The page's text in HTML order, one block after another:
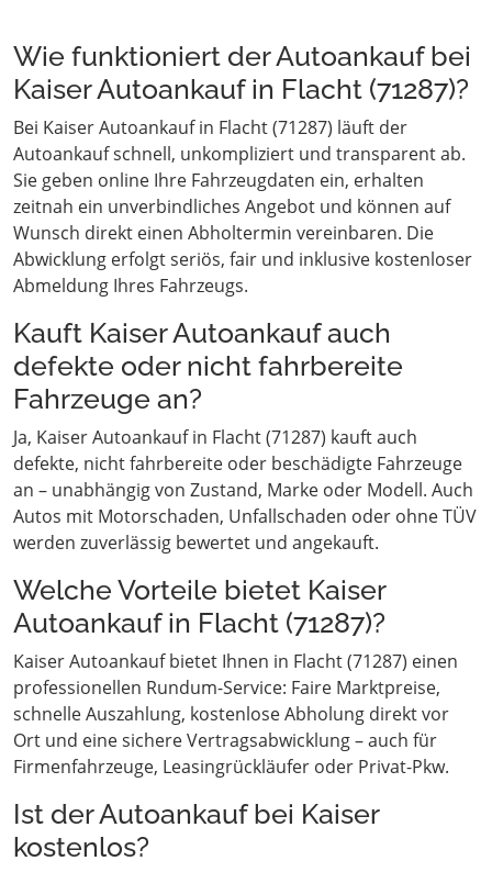
Wie funktioniert der Autoankauf bei
Kaiser Autoankauf in Flacht (71287)?
Bei Kaiser Autoankauf in Flacht (71287) läuft der
Autoankauf schnell, unkompliziert und transparent ab.
Sie geben online Ihre Fahrzeugdaten ein, erhalten
zeitnah ein unverbindliches Angebot und können auf
Wunsch direkt einen Abholtermin vereinbaren. Die
Abwicklung erfolgt seriös, fair und inklusive kostenloser
Abmeldung Ihres Fahrzeugs.
Kauft Kaiser Autoankauf auch
defekte oder nicht fahrbereite
Fahrzeuge an?
Ja, Kaiser Autoankauf in Flacht (71287) kauft auch
defekte, nicht fahrbereite oder beschädigte Fahrzeuge
an – unabhängig von Zustand, Marke oder Modell. Auch
Autos mit Motorschaden, Unfallschaden oder ohne TÜV
werden zuverlässig bewertet und angekauft.
Welche Vorteile bietet Kaiser
Autoankauf in Flacht (71287)?
Kaiser Autoankauf bietet Ihnen in Flacht (71287) einen
professionellen Rundum-Service: Faire Marktpreise,
schnelle Auszahlung, kostenlose Abholung direkt vor
Ort und eine sichere Vertragsabwicklung – auch für
Firmenfahrzeuge, Leasingrückläufer oder Privat-Pkw.
Ist der Autoankauf bei Kaiser
kostenlos?